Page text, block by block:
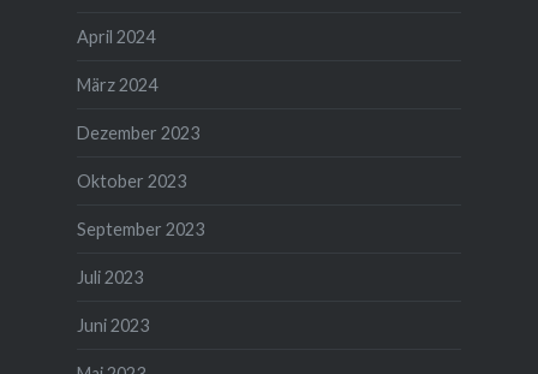
April 2024
März 2024
Dezember 2023
Oktober 2023
September 2023
Juli 2023
Juni 2023